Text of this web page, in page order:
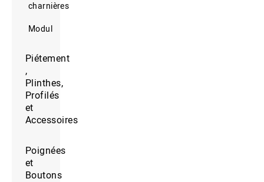
charnières
Modul
Piétement
,
Plinthes,
Profilés
et
Accessoires
Poignées
et
Boutons